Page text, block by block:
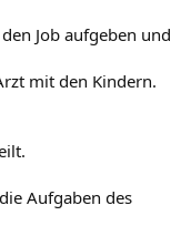
Job aufgeben und
mit den Kindern.
Aufgaben des